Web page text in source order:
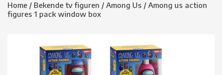
Home / Bekende tv figuren / Among Us / Among us action
figures 1 pack window box